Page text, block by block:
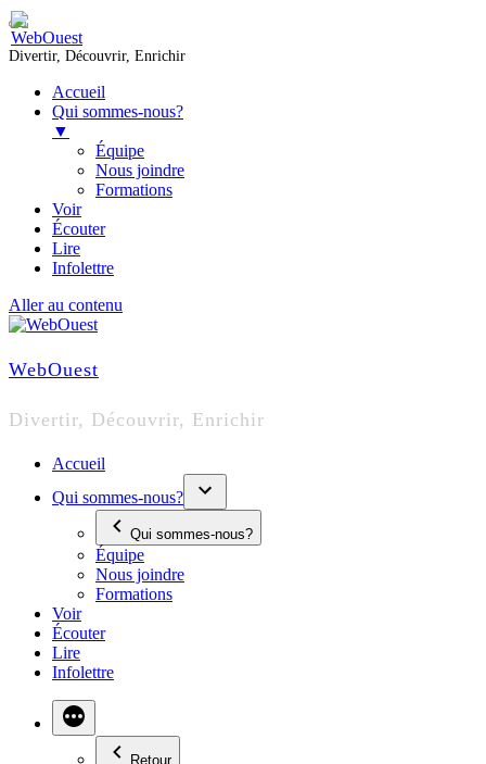
Divertir, Découvrir, Enrichir
Accueil
Qui sommes-nous?
▼
Équipe
Nous joindre
Formations
Voir
Écouter
Lire
Infolettre
Aller au contenu
WebOuest
Divertir, Découvrir, Enrichir
Accueil
Qui sommes-nous?
Qui sommes-nous?
Équipe
Nous joindre
Formations
Voir
Écouter
Lire
Infolettre
Retour